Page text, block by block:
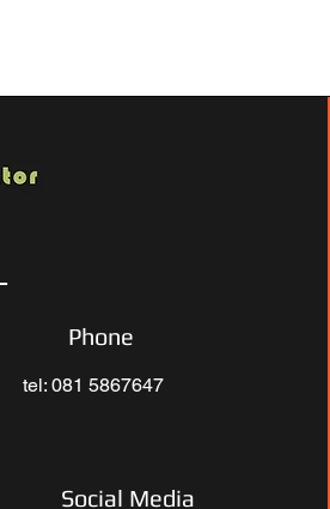
Phone
tel: 081 5867647
Social Media